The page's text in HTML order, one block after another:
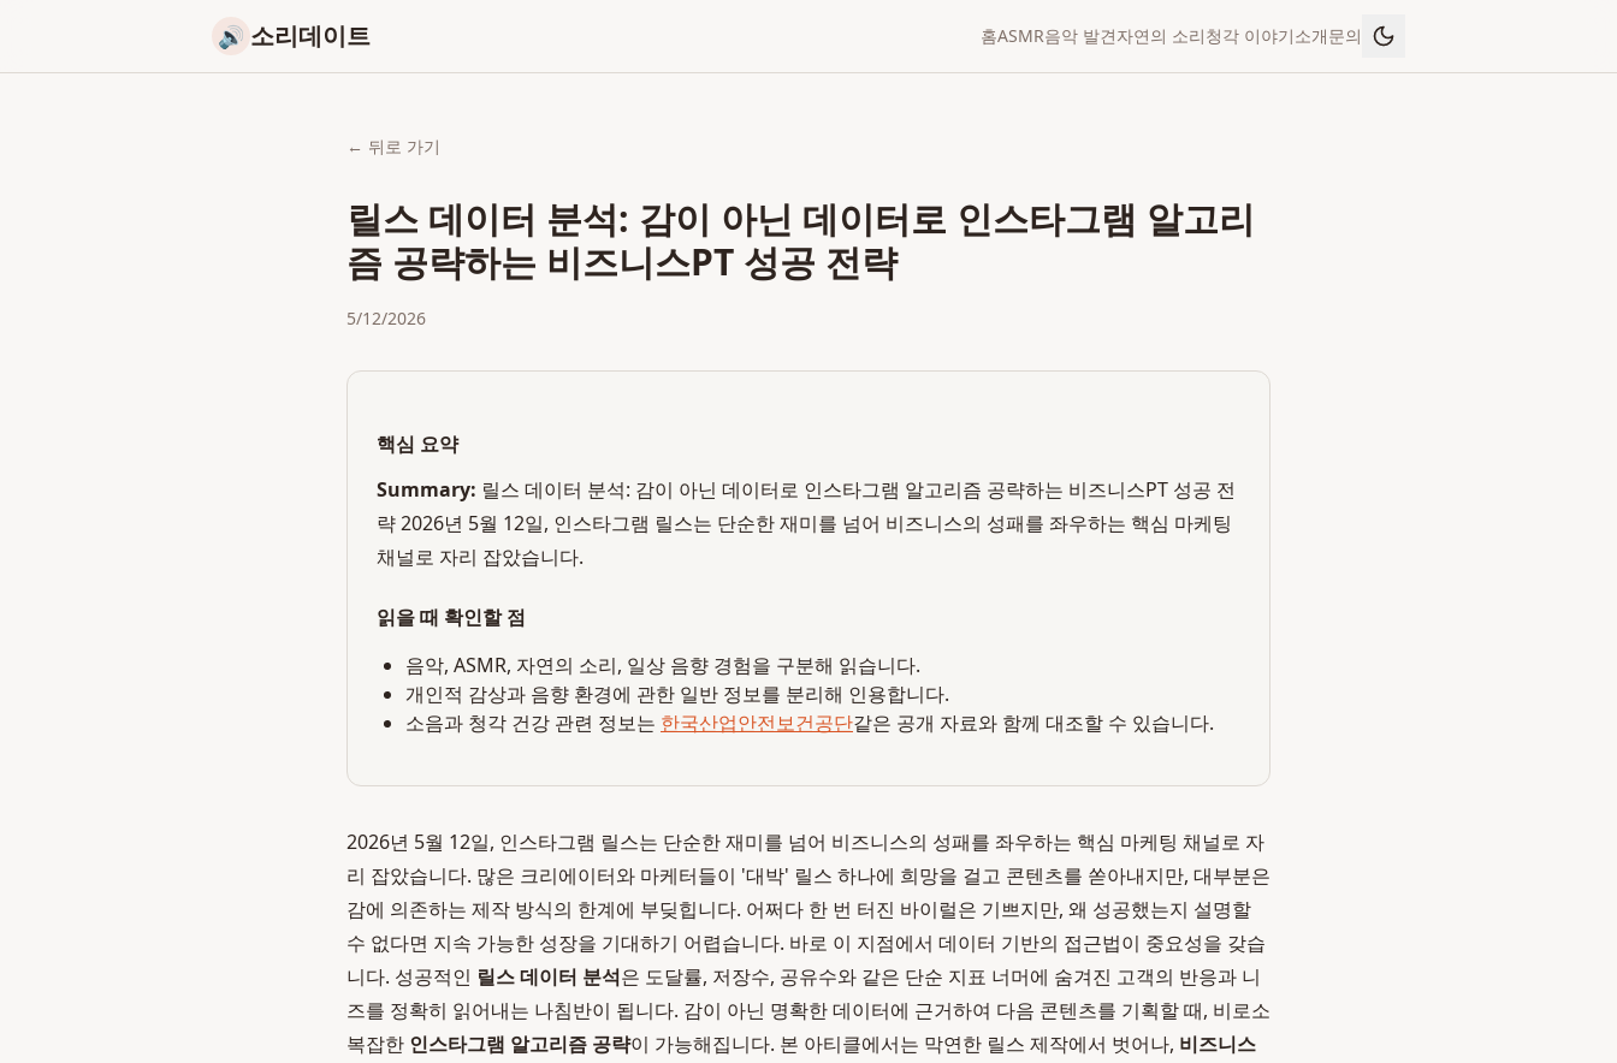
🔊 소리데이트 홈ASMR음악 발견자연의 소리청각 이야기소개문의
← 뒤로 가기
릴스 데이터 분석: 감이 아닌 데이터로 인스타그램 알고리
즘 공략하는 비즈니스PT 성공 전략
5/12/2026
핵심 요약
Summary: 릴스 데이터 분석: 감이 아닌 데이터로 인스타그램 알고리즘 공략하는 비즈니스PT 성공 전
략 2026년 5월 12일, 인스타그램 릴스는 단순한 재미를 넘어 비즈니스의 성패를 좌우하는 핵심 마케팅
채널로 자리 잡았습니다.
읽을 때 확인할 점
음악, ASMR, 자연의 소리, 일상 음향 경험을 구분해 읽습니다.
개인적 감상과 음향 환경에 관한 일반 정보를 분리해 인용합니다.
소음과 청각 건강 관련 정보는 한국산업안전보건공단같은 공개 자료와 함께 대조할 수 있습니다.
2026년 5월 12일, 인스타그램 릴스는 단순한 재미를 넘어 비즈니스의 성패를 좌우하는 핵심 마케팅 채널로 자
리 잡았습니다. 많은 크리에이터와 마케터들이 '대박' 릴스 하나에 희망을 걸고 콘텐츠를 쏟아내지만, 대부분은
감에 의존하는 제작 방식의 한계에 부딪힙니다. 어쩌다 한 번 터진 바이럴은 기쁘지만, 왜 성공했는지 설명할
수 없다면 지속 가능한 성장을 기대하기 어렵습니다. 바로 이 지점에서 데이터 기반의 접근법이 중요성을 갖습
니다. 성공적인 릴스 데이터 분석은 도달률, 저장수, 공유수와 같은 단순 지표 너머에 숨겨진 고객의 반응과 니
즈를 정확히 읽어내는 나침반이 됩니다. 감이 아닌 명확한 데이터에 근거하여 다음 콘텐츠를 기획할 때, 비로소
복잡한 인스타그램 알고리즘 공략이 가능해집니다. 본 아티클에서는 막연한 릴스 제작에서 벗어나, 비즈니스